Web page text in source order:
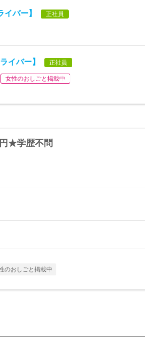
バー】 正社員
イバー】 正社員
女性のおしごと掲載中
★学歴不問
のおしごと掲載中